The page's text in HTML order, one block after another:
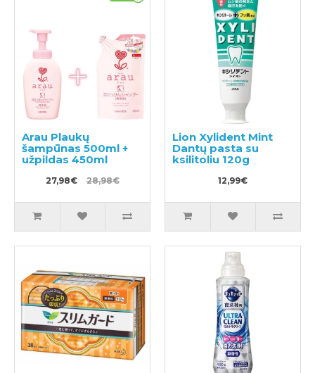
Arau Plaukų
šampūnas 500ml +
užpildas 450ml
27,98€ 28,98€
Lion Xylident Mint
Dantų pasta su
ksilitoliu 120g
12,99€